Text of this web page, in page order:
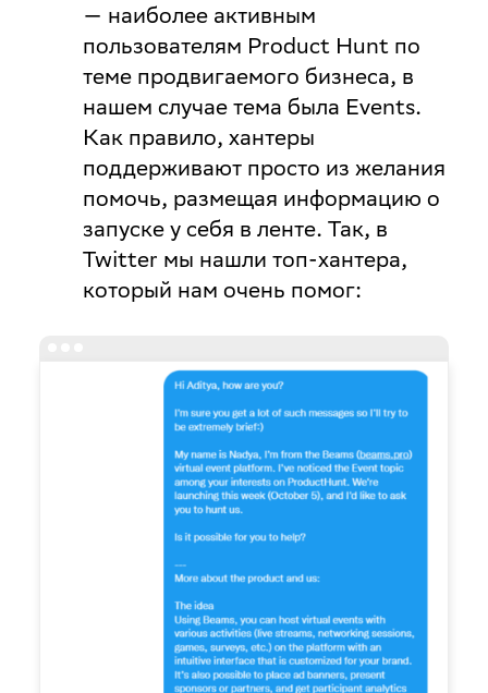
— наиболее активным
пользователям Product Hunt по
теме продвигаемого бизнеса, в
нашем случае тема была Events.
Как правило, хантеры
поддерживают просто из желания
помочь, размещая информацию о
запуске у себя в ленте. Так, в
Twitter мы нашли топ-хантера,
который нам очень помог: